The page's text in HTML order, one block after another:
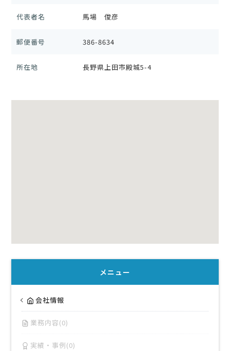
代表者名 馬場 俊彦
郵便番号 386-8634
所在地 長野県上田市殿城5-4
メニュー
会社情報
業務内容(0)
実績・事例(0)